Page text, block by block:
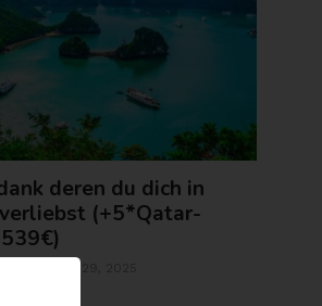
deren du dich in
(+5*Qatar-